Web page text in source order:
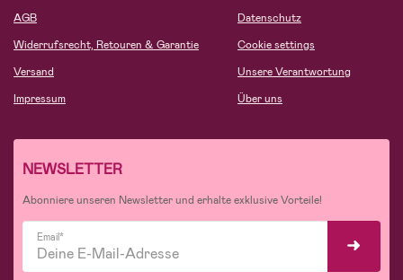
AGB
Widerrufsrecht, Retouren & Garantie
Versand
Impressum
Datenschutz
Cookie settings
Unsere Verantwortung
Über uns
NEWSLETTER
Abonniere unseren Newsletter und erhalte exklusive Vorteile!
Email*